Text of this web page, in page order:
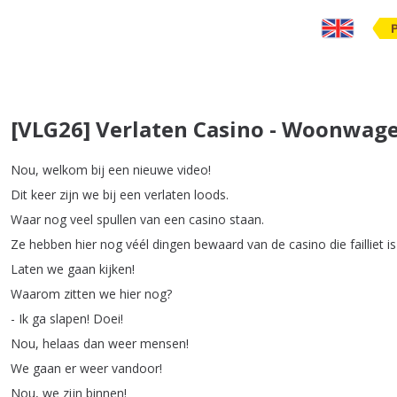
[VLG26] Verlaten Casino -
Nou, welkom bij een nieuwe video!
Dit keer zijn we bij een verlaten loods.
Waar nog veel spullen van een casino staan.
Ze hebben hier nog véél dingen bewaard van de casino die failliet is
Laten we gaan kijken!
Waarom zitten we hier nog?
- Ik ga slapen! Doei!
Nou, helaas dan weer mensen!
We gaan er weer vandoor!
Nou, we zijn binnen!